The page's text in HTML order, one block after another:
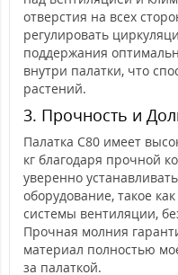
отверстия на всех
регулировать
поддержания
внутри палатки, что
растений.
3. Прочность и
Палатка C80 имеет
кг благодаря прочной
уверенно
оборудование, такое
системы вентиляции,
Прочная молния
материал полностью
за палаткой.